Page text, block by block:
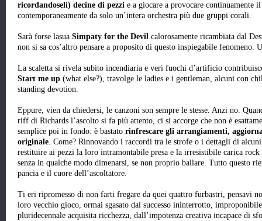
ricordandoseli) decine di pezzi e a giocare a provocare continuamente
contemporaneamente da solo un’intera orchestra più due gruppi corali.
Sarà forse lasua Simpaty for the Devil calorosamente ricambiata dal
non si sa cos’altro pensare a proposito di questo inspiegabile fenomeno.
La scaletta si rivela subito incendiaria e veri fuochi d’artificio
Start me up (what else?), travolge le ladies e i gentleman, alcuni con
standing devotion.
Eppure, vien da chiedersi, le canzoni son sempre le stesse. Anzi no.
riff di Richards l’ascolto si fa più attento, ci si accorge che non è
semplice poi in fondo: è bastato rinfrescare gli arrangiamenti,
originale. Come? Rinnovando i raccordi tra le strofe o i dettagli di
restituire ai pezzi la loro intramontabile presa e la irresistibile carica
senza in qualche modo dimenarsi, se non proprio ballare. Tutto questo
pancia e il cuore dell’ascoltatore.
Ti eri ripromesso di non farti fregare da quei quattro furbastri, pensavi
loro vecchio gioco, ormai sgasato dal successo ininterrotto,
pluridecennale acquisita ricchezza, dall’impotenza creativa incapace di